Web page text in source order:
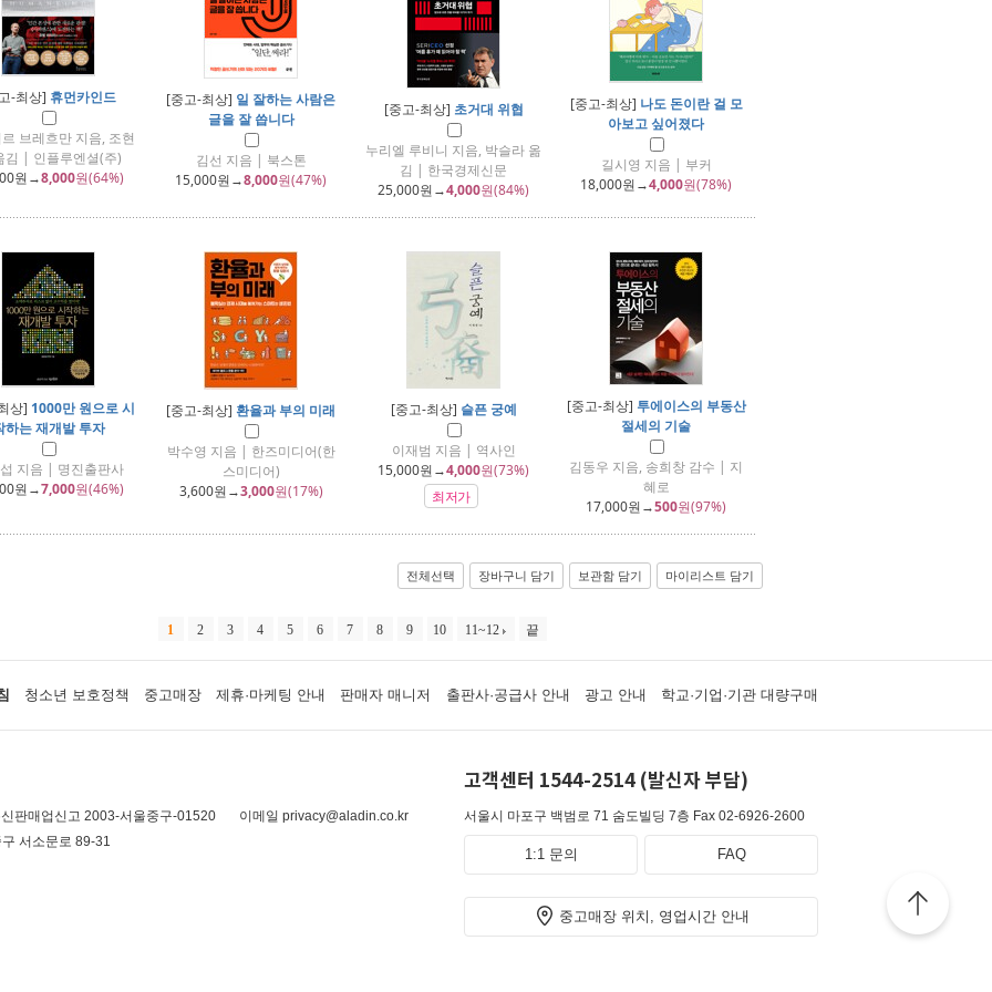
-최상] 휴먼카인드
브레흐만 지음, 조현
김 | 인플루엔셜(주)
원→8,000원(64%)
[중고-최상] 일 잘하는 사람은
글을 잘 씁니다
김선 지음 | 북스톤
15,000원→8,000원(47%)
[중고-최상] 초거대 위협
누리엘 루비니 지음, 박슬라 옮
김 | 한국경제신문
25,000원→4,000원(84%)
[중고-최상] 나도 돈이란 걸 모
아보고 싶어졌다
길시영 지음 | 부커
18,000원→4,000원(78%)
상] 1000만 원으로 시
하는 재개발 투자
지음 | 명진출판사
원→7,000원(46%)
[중고-최상] 환율과 부의 미래
박수영 지음 | 한즈미디어(한
스미디어)
3,600원→3,000원(17%)
[중고-최상] 슬픈 궁예
이재범 지음 | 역사인
15,000원→4,000원(73%)
최저가
[중고-최상] 투에이스의 부동산
절세의 기술
김동우 지음, 송희창 감수 | 지
혜로
17,000원→500원(97%)
전체선택 장바구니 담기 보관함 담기 마이리스트 담기
1 2 3 4 5 6 7 8 9 10 11~12 끝
청소년 보호정책 중고매장 제휴·마케팅 안내 판매자 매니저 출판사·공급사 안내 광고 안내 학교·기업·기관 대량구매
판매업신고 2003-서울중구-01520
이메일 privacy@aladin.co.kr
서소문로 89-31
고객센터 1544-2514 (발신자 부담)
서울시 마포구 백범로 71 숨도빌딩 7층 Fax 02-6926-2600
1:1 문의 FAQ
중고매장 위치, 영업시간 안내